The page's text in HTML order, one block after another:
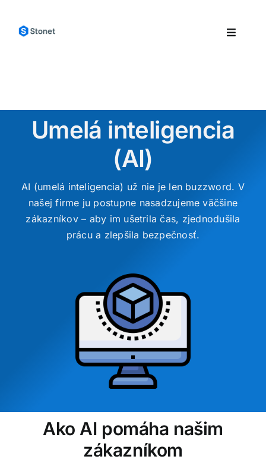
content
Toggle
Kontakt
Umelá inteligencia
(AI)
AI (umelá inteligencia) už nie je len buzzword. V
našej firme ju postupne nasadzujeme väčšine
zákazníkov – aby im ušetrila čas, zjednodušila
prácu a zlepšila bezpečnosť.
Ako AI pomáha našim
zákazníkom